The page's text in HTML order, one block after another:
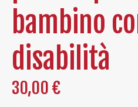
bambino
disabilità
30,00 €